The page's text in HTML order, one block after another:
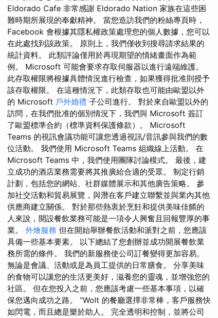
Eldorado Cafe 非常感謝 Eldorado Nation 家族在這些困
難時期所展現的奉獻精神。 當您造訪我們的粉絲專頁時，
Facebook 會根據其隱私權政策處理您的個人數據，您可以
在此處找到該政策。 原則上，我們僅收到搜尋請求結果的
統計資料。 此類評論僅用於再現期望的情緒畫面作為範
例。 Microsoft 可能會要求存取伺服器以進行遠端維護。
此存取權限將根據具體情況進行檢查，如果獲得批准則授予
該存取權限。 在這種情況下，此類存取也可能由歐盟以外
的 Microsoft 戶外婚禮 子公司進行。 對於來自歐盟以外的
訪問，在我們批准的個別情況下，我們與 Microsoft 簽訂
了歐盟標準合約（標準資料保護條款）。 Microsoft
Teams 的視訊會議功能可讓您透過視訊/音訊參與我們的數
位活動。 我們使用 Microsoft Teams 組織線上活動。 在
Microsoft Teams 中，我們使用團隊討論模式。 最後，建
立成功的酒店業務需要將其推廣給合適的受眾。 制定行銷
計劃，包括您的網站、社群媒體展示和其他廣告策略。 參
加社交活動和貿易展覽，與潛在客戶建立聯繫並與業內其他
供應商建立關係。 對於那些熱衷於烹飪和提供美味佳餚的
人來說，開設餐飲業務可能是一項令人興奮且回報豐厚的事
業。 外燴服務 但在開始舉辦餐飲活動和派對之前，您應該
具備一些基本要素。 以下總結了您創辦並成功開展餐飲業
務所需的條件。 我們的新服務使公司訂餐變得更加容易。
無論是會議、活動或是為員工提供的日常膳食。 分享美味
的食物可以讓您的生活更美好，滋養您的靈魂，並增強您的
社區。 但在您投入之前，您應該考慮一些基本事項，以確
保您邁向成功之路。 “Wolt 的餐廳選擇非常棒，客戶服務快
如閃電，而且總是樂於助人。 完全透明和控制，並將公司